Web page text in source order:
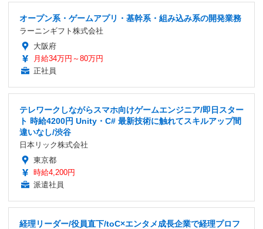
オープン系・ゲームアプリ・基幹系・組み込み系の開発業務
ラーニンギフト株式会社
大阪府
月給34万円～80万円
正社員
テレワークしながらスマホ向けゲームエンジニア/即日スター
ト 時給4200円 Unity・C# 最新技術に触れてスキルアップ間
違いなし/渋谷
日本リック株式会社
東京都
時給4,200円
派遣社員
経理リーダー/役員直下/toC×エンタメ成長企業で経理プロフ